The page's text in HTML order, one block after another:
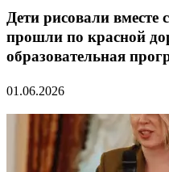
Дети рисовали вместе
прошли по красной
образовательная
01.06.2026